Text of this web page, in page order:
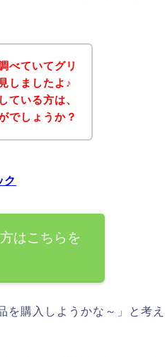
べていてグリ
しましたよ♪
ている方は、
でしょうか？
ク
はこちらを
を購入しようかな～」と考え